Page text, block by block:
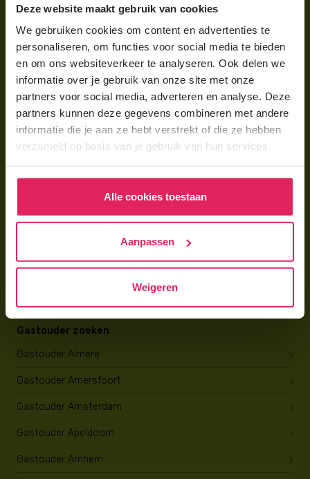
Deze website maakt gebruik van cookies
We gebruiken cookies om content en advertenties te
personaliseren, om functies voor social media te bieden
en om ons websiteverkeer te analyseren. Ook delen we
informatie over je gebruik van onze site met onze
partners voor social media, adverteren en analyse. Deze
partners kunnen deze gegevens combineren met andere
informatie die je aan ze hebt verstrekt of die ze hebben
verzameld op basis van je gebruik van hun services.
Alle cookies toestaan
Aanpassen
Weigeren
Wat kost een gastouder?
Hoe vind ik een gastouder?
Voor gastouders
Gastouder worden bij 4Kids
Hoe vind ik gastkinderen?
Wat verdient een gastouder?
Gastouder zoeken
Gastouder Almere
Gastouder Amersfoort
Gastouder Amsterdam
Gastouder Apeldoorn
Gastouder Arnhem